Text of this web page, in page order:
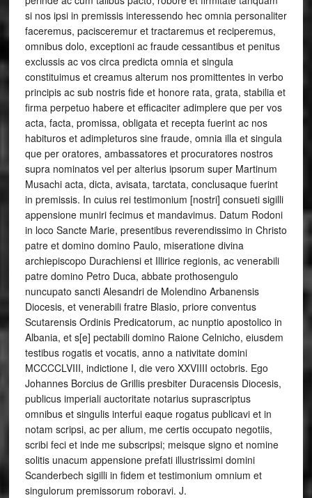
si nos ipsi in premissis interessendo hec omnia personaliter
faceremus, pacisceremur et tractaremus et reciperemus,
omnibus dolo, exceptioni ac fraude cessantibus et penitus
exclussis ac vos circa predicta omnia et singula
constituimus et creamus alterum nos promittentes in verbo
principis ac sub nostris fide et honore rata, grata, stabilia et
firma perpetuo habere et efficaciter adimplere que per vos
acta, facta, promissa, obligata et recepta fuerint ac nos
habituros et adimpleturos sine fraude, omnia illa et singula
que per oratores, ambassatores et procuratores nostros
supra nominatos vel per alterius ipsorum super Martinum
Musachi acta, dicta, avisata, tarctata, conclusaque fuerint
in premissis. In cuius rei testimonium [nostri] consueti sigilli
appensione muniri fecimus et mandavimus. Datum Rodoni
in loco Sancte Marie, presentibus reverendissimo in Christo
patre et domino domino Paulo, miseratione divina
archiepiscopo Durachiensi et Illirice regionis, ac venerabili
patre domino Petro Duca, abbate prothosengulo
nuncupato sancti Alesandri de Molendino Arbanensis
Diocesis, et venerabili fratre Blasio, priore conventus
Scutarensis Ordinis Predicatorum, ac nunptio apostolico in
Albania, et s[e] pectabili domino Raione Celnicho, eiusdem
testibus rogatis et vocatis, anno a nativitate domini
MCCCCLVIII, indictione I, die vero XXVIIII octobris. Ego
Johannes Borcius de Grillis presbiter Duracensis Diocesis,
publicus imperiali auctoritate notarius suprascriptus
omnibus et singulis interfui eaque rogatus publicavi et in
notam scripsi, ac per alium, me certis occupato negotiis,
scribi feci et inde me subscripsi; meisque signo et nomine
solitis unacum appensione prefati illustrissimi domini
Scanderbech sigilli in fidem et testimonium omnium et
singulorum premissorum roboravi. J.